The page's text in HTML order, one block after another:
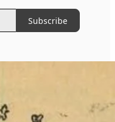
Subscribe